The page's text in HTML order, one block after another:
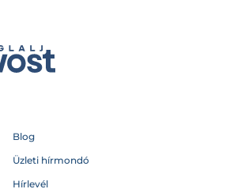
Blog
Üzleti hírmondó
Hírlevél